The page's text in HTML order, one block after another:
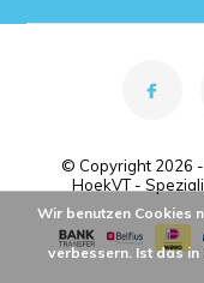
© Copyright 2026
HoekVT -
Wir benutzen Cookies
verbessern. Ist das